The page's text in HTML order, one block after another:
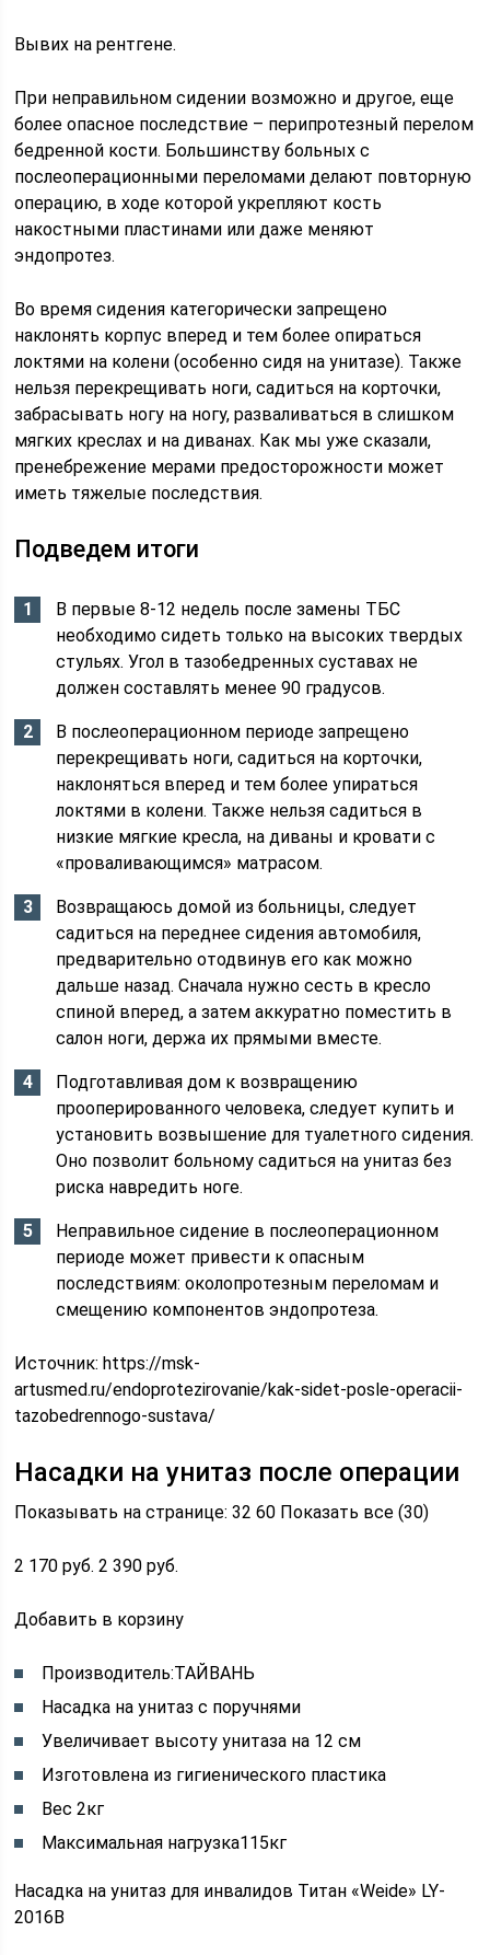
Вывих на рентгене.
При неправильном сидении возможно и другое, еще
более опасное последствие – перипротезный перелом
бедренной кости. Большинству больных с
послеоперационными переломами делают повторную
операцию, в ходе которой укрепляют кость
накостными пластинами или даже меняют
эндопротез.
Во время сидения категорически запрещено
наклонять корпус вперед и тем более опираться
локтями на колени (особенно сидя на унитазе). Также
нельзя перекрещивать ноги, садиться на корточки,
забрасывать ногу на ногу, разваливаться в слишком
мягких креслах и на диванах. Как мы уже сказали,
пренебрежение мерами предосторожности может
иметь тяжелые последствия.
Подведем итоги
В первые 8-12 недель после замены ТБС
необходимо сидеть только на высоких твердых
стульях. Угол в тазобедренных суставах не
должен составлять менее 90 градусов.
В послеоперационном периоде запрещено
перекрещивать ноги, садиться на корточки,
наклоняться вперед и тем более упираться
локтями в колени. Также нельзя садиться в
низкие мягкие кресла, на диваны и кровати с
«проваливающимся» матрасом.
Возвращаюсь домой из больницы, следует
садиться на переднее сидения автомобиля,
предварительно отодвинув его как можно
дальше назад. Сначала нужно сесть в кресло
спиной вперед, а затем аккуратно поместить в
салон ноги, держа их прямыми вместе.
Подготавливая дом к возвращению
прооперированного человека, следует купить и
установить возвышение для туалетного сидения.
Оно позволит больному садиться на унитаз без
риска навредить ноге.
Неправильное сидение в послеоперационном
периоде может привести к опасным
последствиям: околопротезным переломам и
смещению компонентов эндопротеза.
Источник:https://msk-
artusmed.ru/endoprotezirovanie/kak-sidet-posle-operacii-
tazobedrennogo-sustava/
Насадки на унитаз после операции
Показывать на странице: 32 60 Показать все (30)
2 170 руб. 2 390 руб.
Добавить в корзину
Производитель:ТАЙВАНЬ
Насадка на унитаз с поручнями
Увеличивает высоту унитаза на 12 см
Изготовлена из гигиенического пластика
Вес 2кг
Максимальная нагрузка115кг
Насадка на унитаз для инвалидов Титан «Weide» LY-
2016B